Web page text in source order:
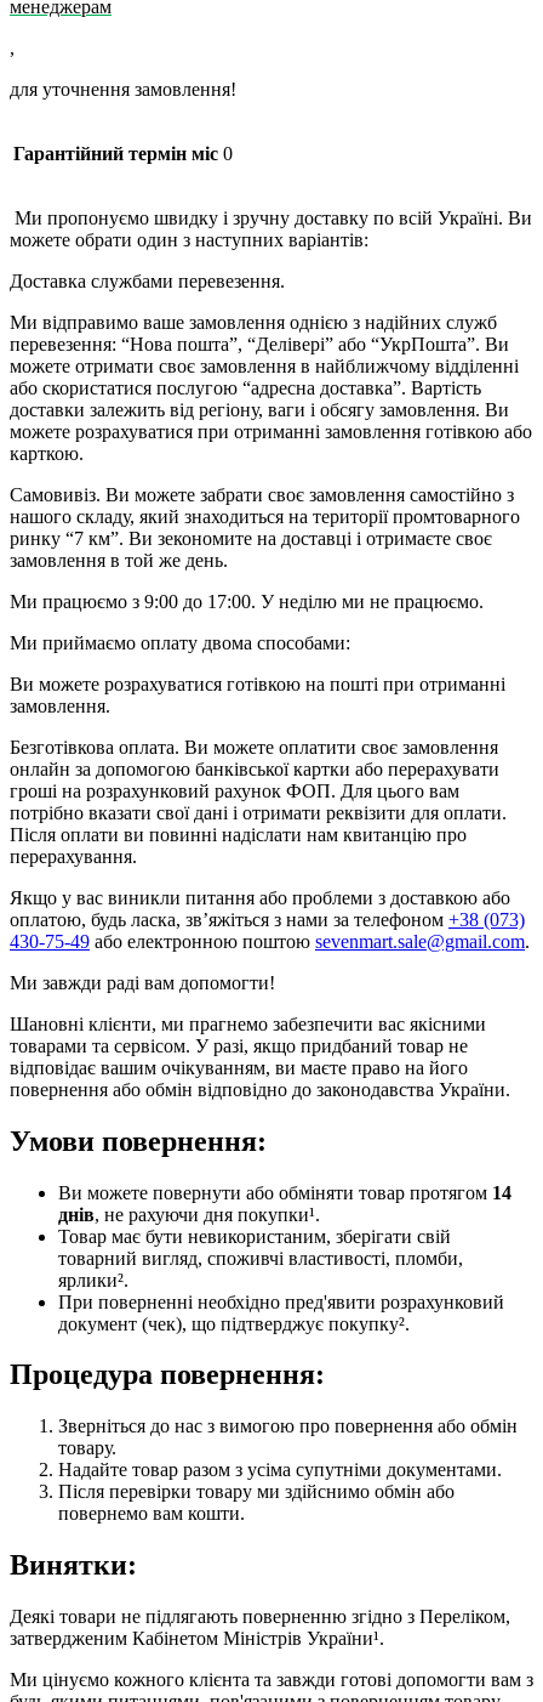
менеджерам
,
для уточнення замовлення!
Гарантійний термін міс 0
Ми пропонуємо швидку і зручну доставку по всій Україні. Ви
можете обрати один з наступних варіантів:
Доставка службами перевезення.
Ми відправимо ваше замовлення однією з надійних служб
перевезення: “Нова пошта”, “Делівері” або “УкрПошта”. Ви
можете отримати своє замовлення в найближчому відділенні
або скористатися послугою “адресна доставка”. Вартість
доставки залежить від регіону, ваги і обсягу замовлення. Ви
можете розрахуватися при отриманні замовлення готівкою або
карткою.
Самовивіз. Ви можете забрати своє замовлення самостійно з
нашого складу, який знаходиться на території промтоварного
ринку “7 км”. Ви зекономите на доставці і отримаєте своє
замовлення в той же день.
Ми працюємо з 9:00 до 17:00. У неділю ми не працюємо.
Ми приймаємо оплату двома способами:
Ви можете розрахуватися готівкою на пошті при отриманні
замовлення.
Безготівкова оплата. Ви можете оплатити своє замовлення
онлайн за допомогою банківської картки або перерахувати
гроші на розрахунковий рахунок ФОП. Для цього вам
потрібно вказати свої дані і отримати реквізити для оплати.
Після оплати ви повинні надіслати нам квитанцію про
перерахування.
Якщо у вас виникли питання або проблеми з доставкою або
оплатою, будь ласка, зв’яжіться з нами за телефоном +38 (073)
430-75-49 або електронною поштою sevenmart.sale@gmail.com.
Ми завжди раді вам допомогти!
Шановні клієнти, ми прагнемо забезпечити вас якісними
товарами та сервісом. У разі, якщо придбаний товар не
відповідає вашим очікуванням, ви маєте право на його
повернення або обмін відповідно до законодавства України.
Умови повернення:
Ви можете повернути або обміняти товар протягом 14
днів, не рахуючи дня покупки¹.
Товар має бути невикористаним, зберігати свій
товарний вигляд, споживчі властивості, пломби,
ярлики².
При поверненні необхідно пред'явити розрахунковий
документ (чек), що підтверджує покупку².
Процедура повернення:
Зверніться до нас з вимогою про повернення або обмін
товару.
Надайте товар разом з усіма супутніми документами.
Після перевірки товару ми здійснимо обмін або
повернемо вам кошти.
Винятки:
Деякі товари не підлягають поверненню згідно з Переліком,
затвердженим Кабінетом Міністрів України¹.
Ми цінуємо кожного клієнта та завжди готові допомогти вам з